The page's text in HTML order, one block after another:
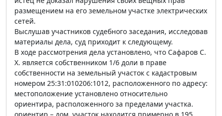
размещением на его земельном участке электрических
сетей.
Выслушав участников судебного заседания, исследовав
материалы дела, суд приходит к следующему.
В ходе рассмотрения дела установлено, что Сафаров С.
Х. является собственником 1/6 доли в праве
собственности на земельный участок с кадастровым
номером 25:31:010206:1012, расположенного по адресу:
местоположение установлено относительно
ориентира, расположенного за пределами участка.
ориентир – дом, участок находится примерно в 195